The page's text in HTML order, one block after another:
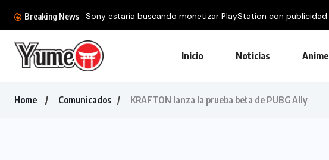
Breaking News Sony estaría buscando monetizar PlayStation con publicidad
Inicio Noticias Anime
Home Comunicados KRAFTON lanza la prueba beta de PUBG Ally